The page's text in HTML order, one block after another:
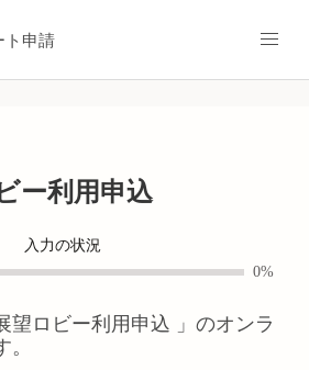
ト申請
ー利用申込
入力の状況
0%
望ロビー利用申込 」のオンラ